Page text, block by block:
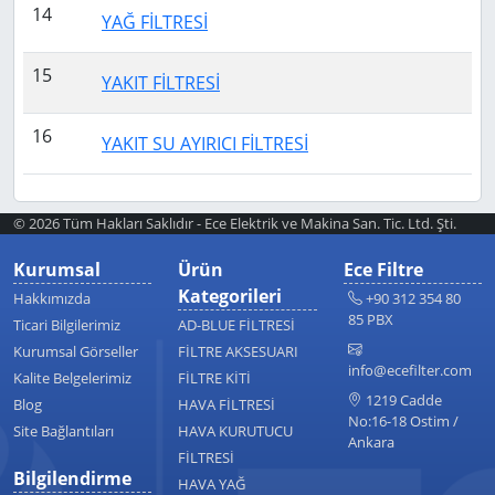
14 YAĞ FİLTRESİ
15 YAKIT FİLTRESİ
16 YAKIT SU AYIRICI FİLTRESİ
© 2026 Tüm Hakları Saklıdır - Ece Elektrik ve Makina San. Tic. Ltd. Şti.
Kurumsal
Hakkımızda
Ticari Bilgilerimiz
Kurumsal Görseller
Kalite Belgelerimiz
Blog
Site Bağlantıları
Bilgilendirme
Ürün
Kategorileri
AD-BLUE FİLTRESİ
FİLTRE AKSESUARI
FİLTRE KİTİ
HAVA FİLTRESİ
HAVA KURUTUCU
FİLTRESİ
HAVA YAĞ
Ece Filtre
+90 312 354 80
85 PBX
info@ecefilter.com
1219 Cadde
No:16-18 Ostim /
Ankara